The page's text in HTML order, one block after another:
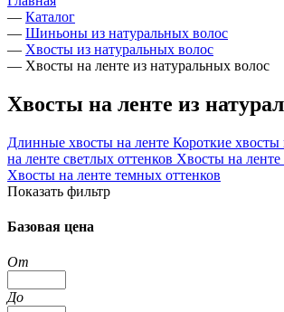
— Каталог
— Шиньоны из натуральных волос
— Хвосты из натуральных волос
— Хвосты на ленте из натуральных волос
Хвосты на ленте из
Длинные хвосты на ленте Короткие хвосты
на ленте светлых оттенков Хвосты на
Хвосты на ленте темных оттенков
Показать фильтр
Базовая цена
От
До